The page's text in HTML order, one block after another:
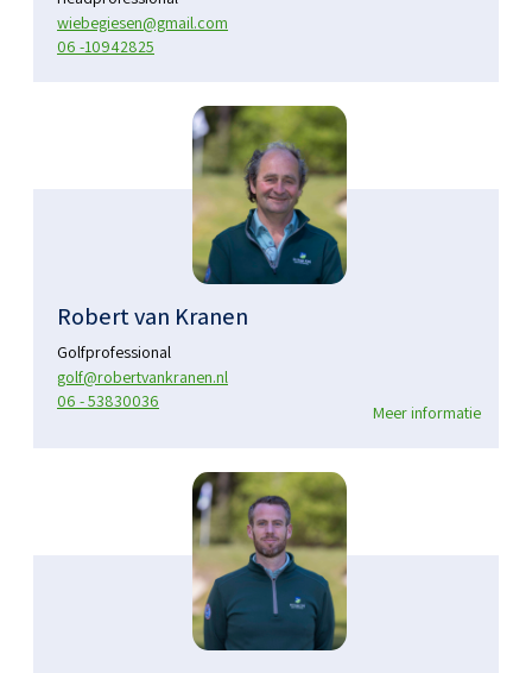
wiebegiesen@gmail.com
06 -10942825
Robert van Kranen
Golfprofessional
golf@robertvankranen.nl
06 - 53830036
Meer informatie